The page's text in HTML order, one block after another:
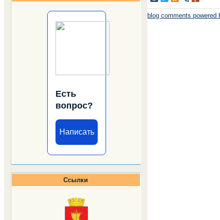
Есть
вопрос?
Написать
Ссылки
blog comments powered